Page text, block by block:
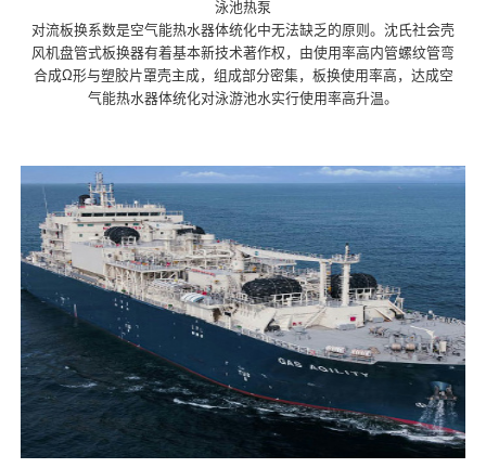
泳池热泵
对流板换系数是空气能热水器体统化中无法缺乏的原则。沈氏社会壳
风机盘管式板换器有着基本新技术著作权，由使用率高内管螺纹管弯
合成Ω形与塑胶片罩壳主成，组成部分密集，板换使用率高，达成空
气能热水器体统化对泳游池水实行使用率高升温。